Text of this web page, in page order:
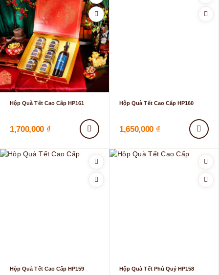
Hộp Quà Tết Cao Cấp HP161
1,700,000 ₫
Hộp Quà Tết Cao Cấp HP160
1,650,000 ₫
Hộp Quà Tết Cao Cấp HP159 Hộp Quà Tết Phú Quý HP158